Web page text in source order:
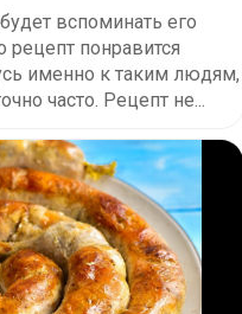
вспоминать его
понравится
именно к таким людям,
часто. Рецепт не...